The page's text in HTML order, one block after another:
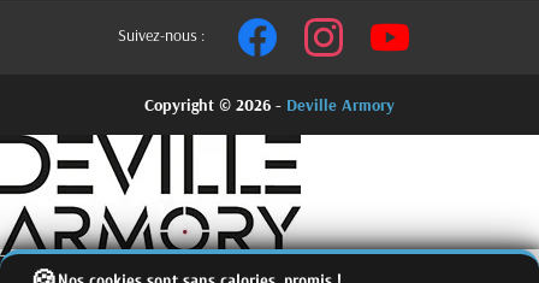
Suivez-nous :
Copyright © 2026 - Deville Armory